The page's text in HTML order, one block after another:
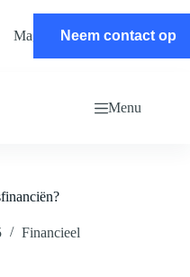
Magazine Contact
Neem contact op
Menu
Financieel